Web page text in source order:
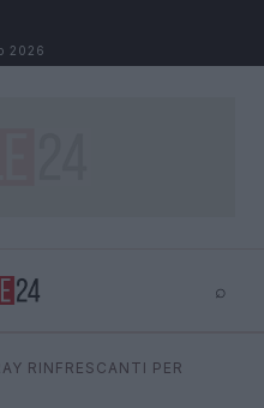
2026
⌕
⌕
RINFRESCANTI PER